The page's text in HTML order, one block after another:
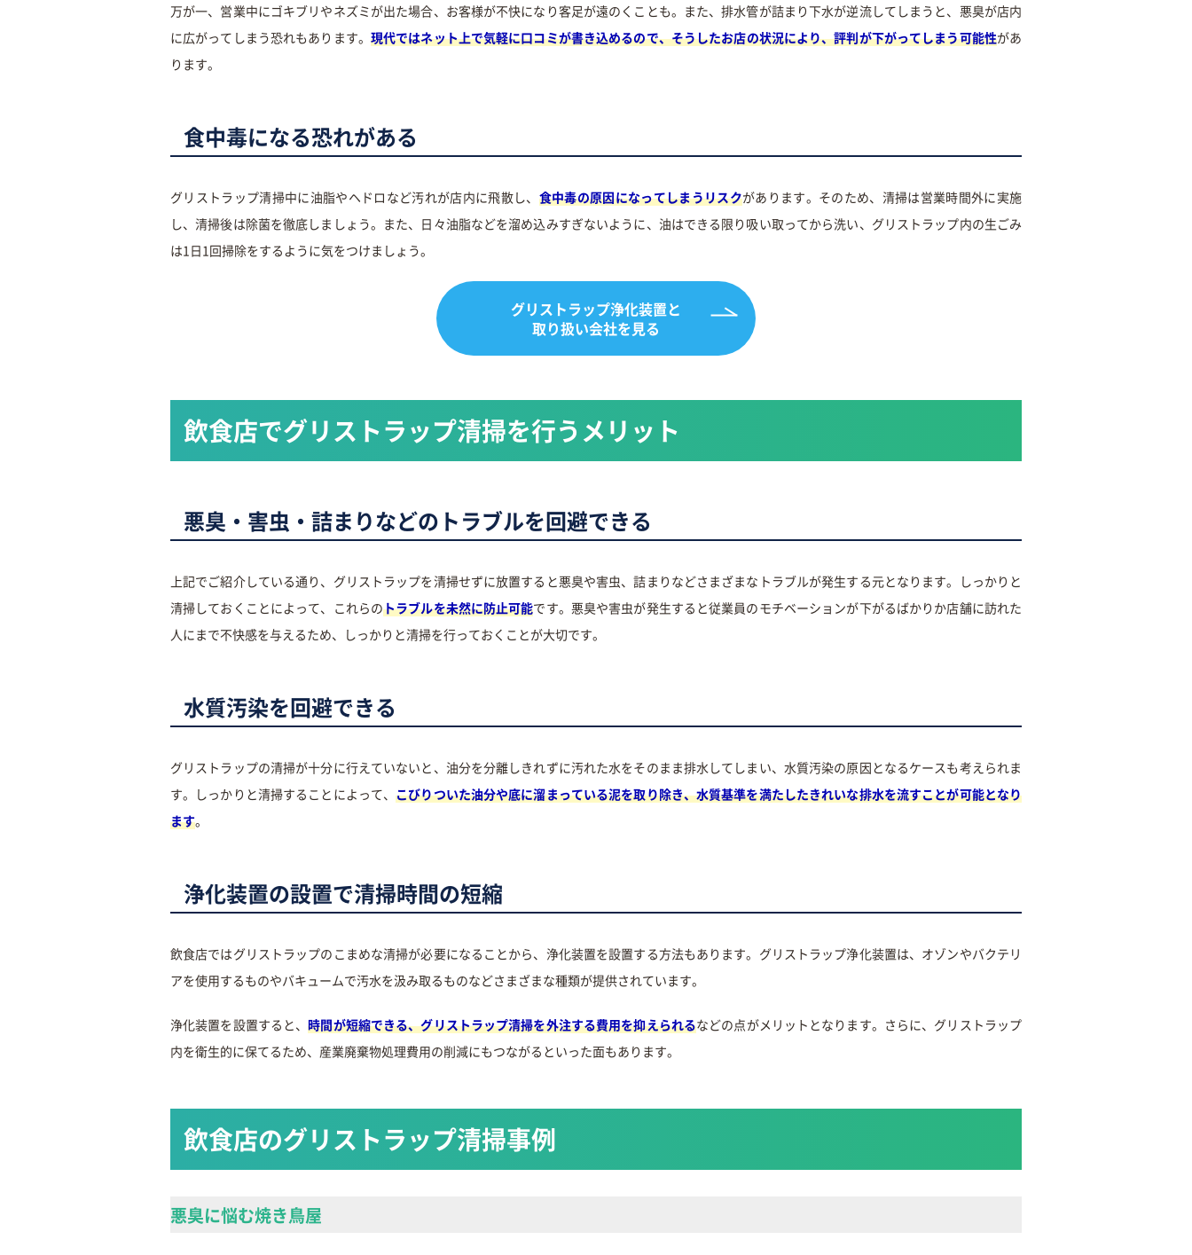
万が一、営業中にゴキブリやネズミが出た場合、お客様が不快になり客足が遠のくことも。また、排水管が詰まり下水が逆流してしまうと、悪臭が店内
に広がってしまう恐れもあります。 現代ではネット上で気軽に口コミが書き込めるので、そうしたお店の状況により、評判が下がってしまう可能性があ
ります。
食中毒になる恐れがある
グリストラップ清掃中に油脂やヘドロなど汚れが店内に飛散し、 食中毒の原因になってしまうリスクがあります。そのため、清掃は営業時間外に実施
し、清掃後は除菌を徹底しましょう。また、日々油脂などを溜め込みすぎないように、油はできる限り吸い取ってから洗い、グリストラップ内の生ごみ
は1日1回掃除をするように気をつけましょう。
グリストラップ浄化装置と
取り扱い会社を見る
飲食店でグリストラップ清掃を行うメリット
悪臭・害虫・詰まりなどのトラブルを回避できる
上記でご紹介している通り、グリストラップを清掃せずに放置すると悪臭や害虫、詰まりなどさまざまなトラブルが発生する元となります。しっかりと
清掃しておくことによって、これらのトラブルを未然に防止可能です。悪臭や害虫が発生すると従業員のモチベーションが下がるばかりか店舗に訪れた
人にまで不快感を与えるため、しっかりと清掃を行っておくことが大切です。
水質汚染を回避できる
グリストラップの清掃が十分に行えていないと、油分を分離しきれずに汚れた水をそのまま排水してしまい、水質汚染の原因となるケースも考えられま
す。しっかりと清掃することによって、こびりついた油分や底に溜まっている泥を取り除き、水質基準を満たしたきれいな排水を流すことが可能となり
ます。
浄化装置の設置で清掃時間の短縮
飲食店ではグリストラップのこまめな清掃が必要になることから、浄化装置を設置する方法もあります。グリストラップ浄化装置は、オゾンやバクテリ
アを使用するものやバキュームで汚水を汲み取るものなどさまざまな種類が提供されています。
浄化装置を設置すると、時間が短縮できる、グリストラップ清掃を外注する費用を抑えられるなどの点がメリットとなります。さらに、グリストラップ
内を衛生的に保てるため、産業廃棄物処理費用の削減にもつながるといった面もあります。
飲食店のグリストラップ清掃事例
悪臭に悩む焼き鳥屋